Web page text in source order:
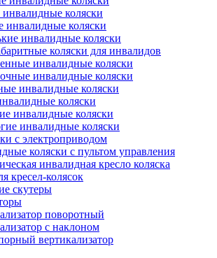
коляски
инвалидные коляски
инвалидные коляски
коляски для инвалидов
инвалидные коляски
инвалидные коляски
инвалидные коляски
коляски
инвалидные коляски
инвалидные коляски
с электроприводом
коляски с пультом управления
инвалидная кресло коляска
кресел-колясок
скутеры
поворотный
с наклоном
вертикализатор